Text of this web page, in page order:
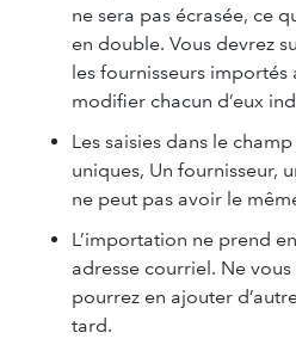
ne sera pas écrasée, ce
en double. Vous devrez
les fournisseurs
modifier chacun d’eux
Les saisies dans le
uniques, Un fournisseur,
ne peut pas avoir le
L’importation ne prend
adresse courriel. Ne
pourrez en ajouter
tard.